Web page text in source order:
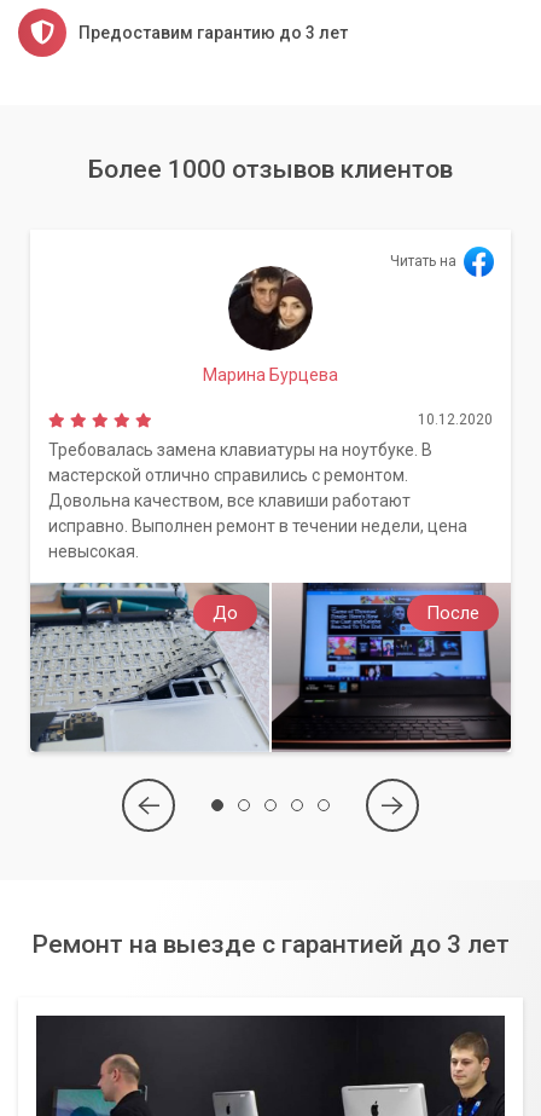
Предоставим гарантию до 3 лет
Более 1000 отзывов клиентов
До После
Читать на
Марина Бурцева
10.12.2020
Требовалась замена клавиатуры на ноутбуке. В
мастерской отлично справились с ремонтом.
Довольна качеством, все клавиши работают
исправно. Выполнен ремонт в течении недели, цена
невысокая.
Ремонт на выезде с гарантией до 3 лет